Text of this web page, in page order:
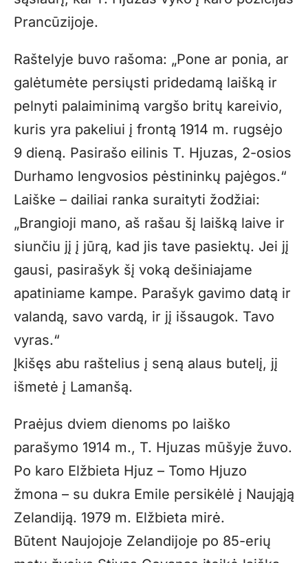
Prancūzijoje.
Raštelyje buvo rašoma: „Pone ar ponia, ar
galėtumėte persiųsti pridedamą laišką ir
pelnyti palaiminimą vargšo britų kareivio,
kuris yra pakeliui į frontą 1914 m. rugsėjo
9 dieną. Pasirašo eilinis T. Hjuzas, 2-osios
Durhamo lengvosios pėstininkų pajėgos.“
Laiške – dailiai ranka suraityti žodžiai:
„Brangioji mano, aš rašau šį laišką laive ir
siunčiu jį į jūrą, kad jis tave pasiektų. Jei jį
gausi, pasirašyk šį voką dešiniajame
apatiniame kampe. Parašyk gavimo datą ir
valandą, savo vardą, ir jį išsaugok. Tavo
vyras.“
Įkišęs abu raštelius į seną alaus butelį, jį
išmetė į Lamanšą.
Praėjus dviem dienoms po laiško
parašymo 1914 m., T. Hjuzas mūšyje žuvo.
Po karo Elžbieta Hjuz – Tomo Hjuzo
žmona – su dukra Emile persikėlė į Naująją
Zelandiją. 1979 m. Elžbieta mirė.
Būtent Naujojoje Zelandijoje po 85-erių